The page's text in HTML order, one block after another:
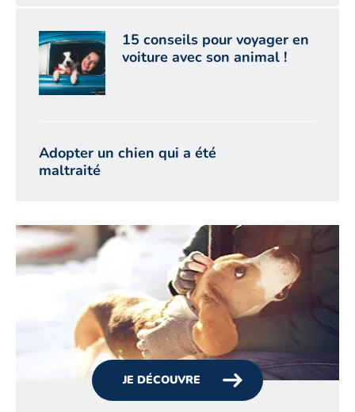
15 conseils pour voyager en
voiture avec son animal !
Adopter un chien qui a été
maltraité
JE DÉCOUVRE